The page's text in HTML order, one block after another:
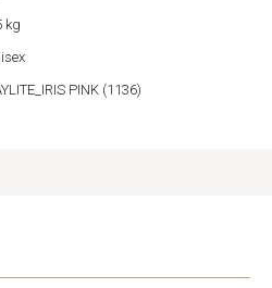
kg
PINK (1136)